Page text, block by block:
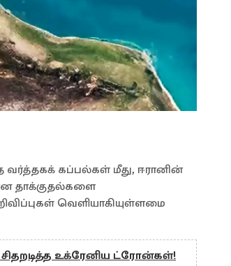
கப்பல்கள் மீது, ஈரானின்
தாக்குதல்களை
வெளியாகியுள்ளமை
உக்ரேனிய ட்ரோன்கள்!